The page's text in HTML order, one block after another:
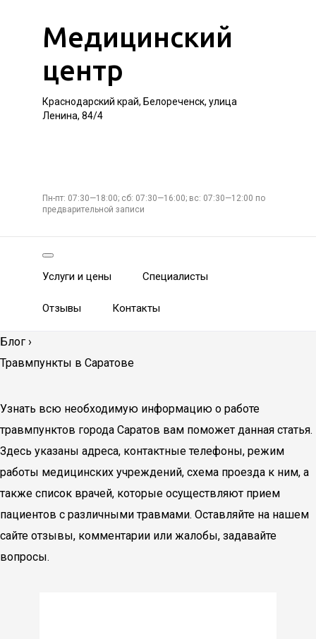
Медицинский
центр
Краснодарский край, Белореченск, улица
Ленина, 84/4
Пн-пт: 07:30—18:00; сб: 07:30—16:00; вс: 07:30—12:00 по
предварительной записи
Услуги и цены Специалисты
Отзывы Контакты
Блог ›
Травмпункты в Саратове
Узнать всю необходимую информацию о работе
травмпунктов города Саратов вам поможет данная статья.
Здесь указаны адреса, контактные телефоны, режим
работы медицинских учреждений, схема проезда к ним, а
также список врачей, которые осуществляют прием
пациентов с различными травмами. Оставляйте на нашем
сайте отзывы, комментарии или жалобы, задавайте
вопросы.